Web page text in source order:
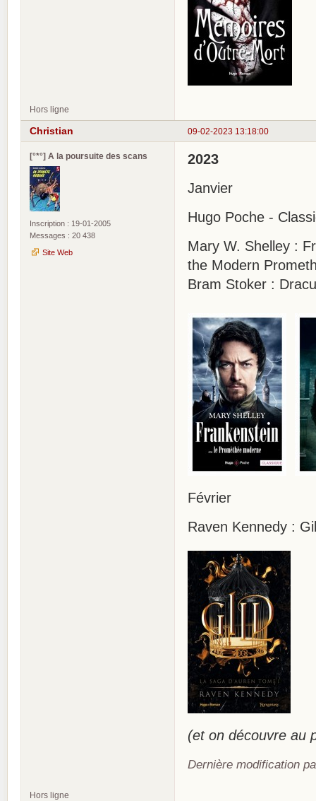
Hors ligne
09-02-2023 13:18:00
Christian
[°*°] A la poursuite des scans
Inscription : 19-01-2005
Messages : 20 438
Site Web
2023
Janvier
Hugo Poche -
Mary W. Shelley :
the Modern
Bram Stoker :
Février
Raven Kennedy :
(et on découvre au
Dernière modification
Hors ligne